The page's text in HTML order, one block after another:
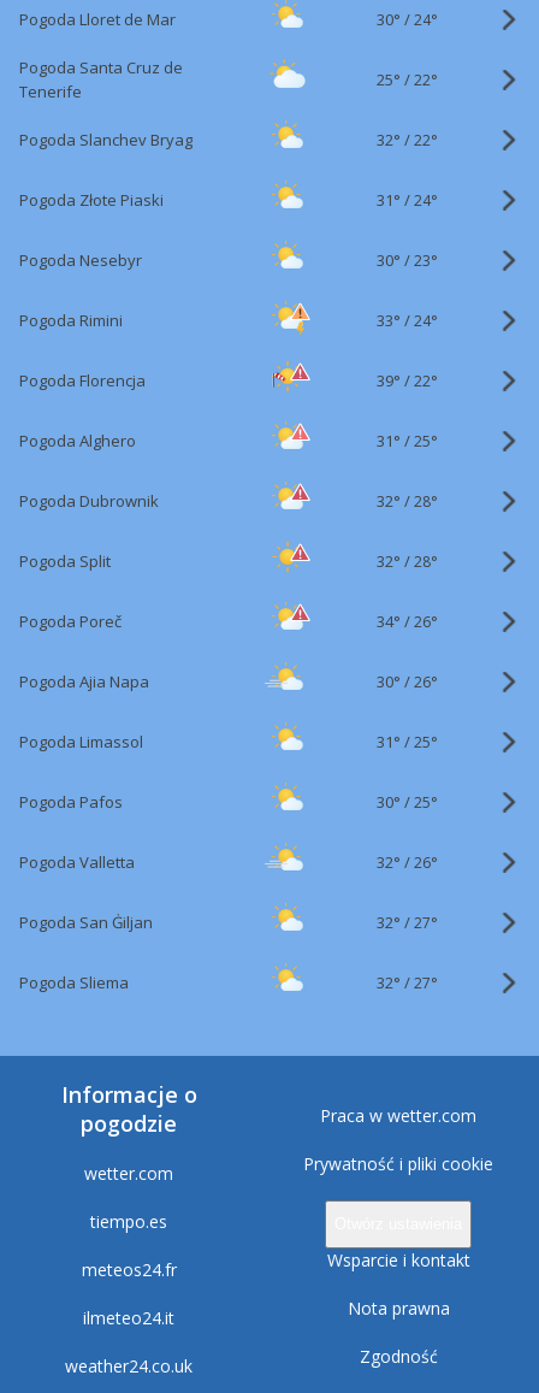
Pogoda Lloret de Mar 30° /24°
Pogoda Santa Cruz de
Tenerife
25° /22°
Pogoda Slanchev Bryag 32° /22°
Pogoda Złote Piaski 31° /24°
Pogoda Nesebyr 30° /23°
Pogoda Rimini 33° /24°
Pogoda Florencja 39° /22°
Pogoda Alghero 31° /25°
Pogoda Dubrownik 32° /28°
Pogoda Split 32° /28°
Pogoda Poreč 34° /26°
Pogoda Ajia Napa 30° /26°
Pogoda Limassol 31° /25°
Pogoda Pafos 30° /25°
Pogoda Valletta 32° /26°
Pogoda San Ġiljan 32° /27°
Pogoda Sliema 32° /27°
Informacje o
pogodzie
wetter.com
tiempo.es
meteos24.fr
ilmeteo24.it
weather24.co.uk
Praca w wetter.com
Prywatność i pliki cookie
Wsparcie i kontakt
Nota prawna
Zgodność